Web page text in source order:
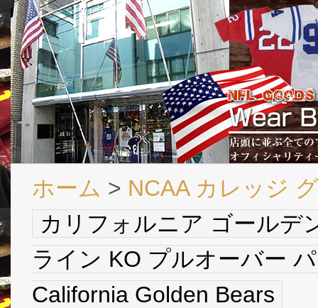
ホーム > NCAA カレッジ
カリフォルニア ゴールデ
ライン KO プルオーバー
California Golden Bears